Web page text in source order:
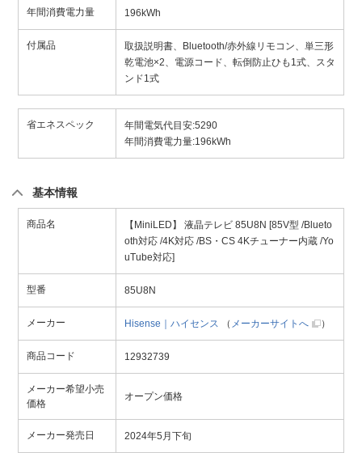
年間消費電力量 196kWh
付属品
取扱説明書、Bluetooth/赤外線リモコン、単三形
乾電池×2、電源コード、転倒防止ひも1式、スタ
ンド1式
省エネスペック
年間電気代目安:5290
年間消費電力量:196kWh
基本情報
商品名
【MiniLED】 液晶テレビ 85U8N [85V型 /Blueto
oth対応 /4K対応 /BS・CS 4Kチューナー内蔵 /Yo
uTube対応]
型番 85U8N
メーカー Hisense｜ハイセンス （ メーカーサイトへ ）
商品コード 12932739
メーカー希望小売
価格
オープン価格
メーカー発売日 2024年5月下旬